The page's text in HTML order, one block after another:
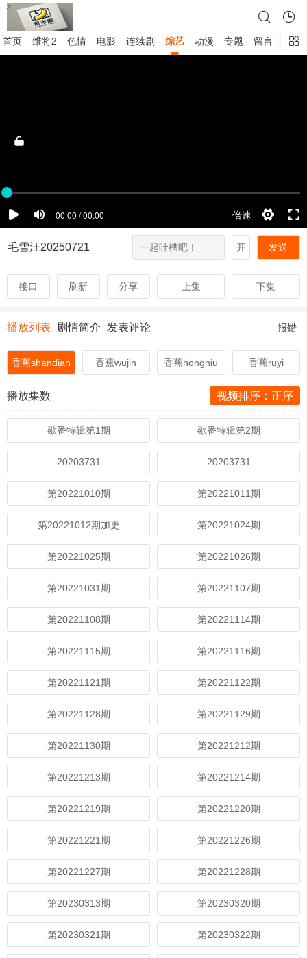
首页 维将2 色情 电影 连续剧 综艺 动漫 专题 留言
毛雪汪20250721 开 发送
接口 刷新 分享 上集 下集
播放列表 剧情简介 发表评论 报错
香蕉shandian 香蕉wujin 香蕉hongniu 香蕉ruyi
播放集数 视频排序：正序
歇番特辑第1期 歇番特辑第2期
20203731 20203731
第20221010期 第20221011期
第20221012期加更 第20221024期
第20221025期 第20221026期
第20221031期 第20221107期
第20221108期 第20221114期
第20221115期 第20221116期
第20221121期 第20221122期
第20221128期 第20221129期
第20221130期 第20221212期
第20221213期 第20221214期
第20221219期 第20221220期
第20221221期 第20221226期
第20221227期 第20221228期
第20230313期 第20230320期
第20230321期 第20230322期